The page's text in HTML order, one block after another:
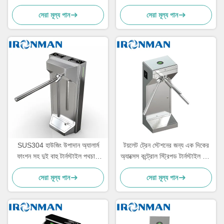
কন্ট্রোল গেট অফিস, স্কুল, জিম এবং
উচ্চ-চলাচল প্রবেশপথের জন্য
সেরা মূল্য পান
গেট পরিবেশক ব্র্যান্ড এবং গ্লোবাল
সিকিউরিটি প্রকল্পের জন্য
সেরা মূল্য পান
SUS304 হাউজিং উপাদান অ্যালার্ম
ফাংশন সহ দুই বাহু টার্নস্টাইল পথচারী
নিরাপত্তা গেট সিস্টেম
সেরা মূল্য পান
টয়লেট ট্রেন স্টেশনের জন্য এক দিকের
অ্যাক্সেস কন্ট্রোল স্ট্রিপড টার্নস্টাইল বাধা
গেট
সেরা মূল্য পান